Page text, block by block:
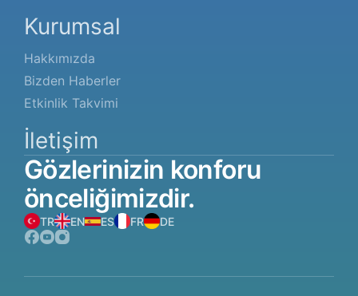
Kurumsal
Hakkımızda
Bizden Haberler
Etkinlik Takvimi
İletişim
Gözlerinizin konforu
önceliğimizdir.
TR EN ES FR DE